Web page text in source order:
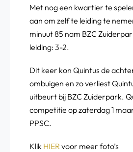
Met nog een kwartier te
aan om zelf te leiding te
minuut 85 nam BZC
leiding: 3-2.
Dit keer kon Quintus de
ombuigen en zo verliest
uitbeurt bij BZC Zuiderpark.
competitie op zaterdag 1
PPSC.
Klik HIERvoor meer foto’s